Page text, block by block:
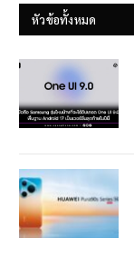
หัวข้อทั้งหมด